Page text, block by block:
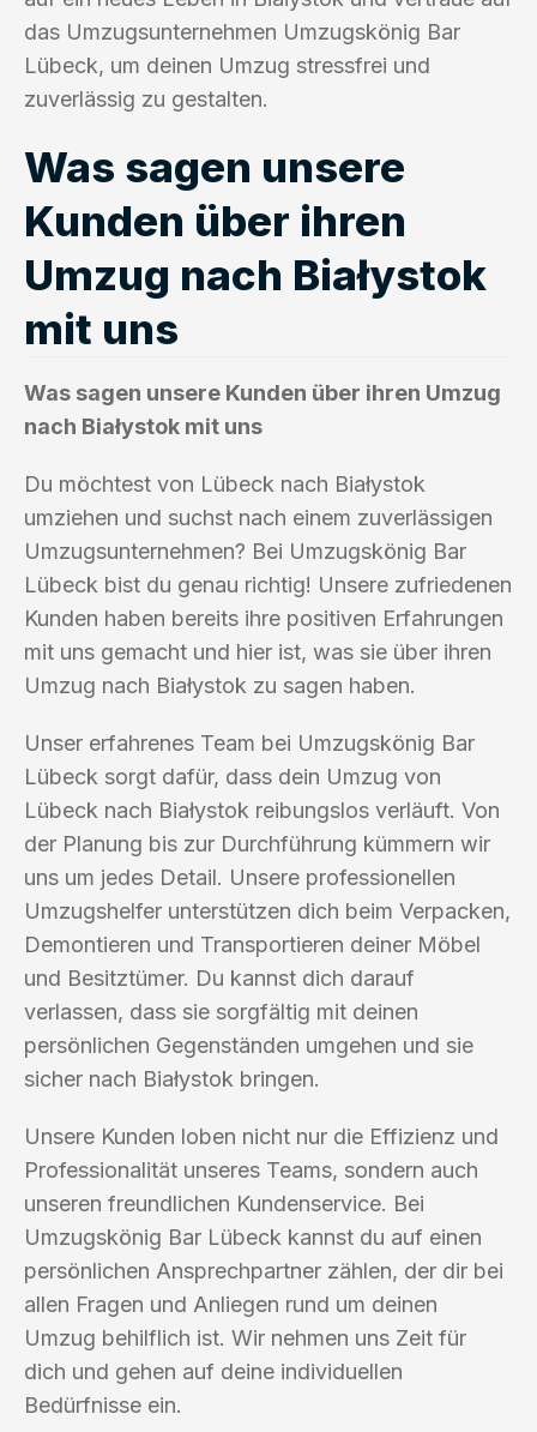
das Umzugsunternehmen Umzugskönig Bar
Lübeck, um deinen Umzug stressfrei und
zuverlässig zu gestalten.
Was sagen unsere
Kunden über ihren
Umzug nach Białystok
mit uns
Was sagen unsere Kunden über ihren Umzug
nach Białystok mit uns
Du möchtest von Lübeck nach Białystok
umziehen und suchst nach einem zuverlässigen
Umzugsunternehmen? Bei Umzugskönig Bar
Lübeck bist du genau richtig! Unsere zufriedenen
Kunden haben bereits ihre positiven Erfahrungen
mit uns gemacht und hier ist, was sie über ihren
Umzug nach Białystok zu sagen haben.
Unser erfahrenes Team bei Umzugskönig Bar
Lübeck sorgt dafür, dass dein Umzug von
Lübeck nach Białystok reibungslos verläuft. Von
der Planung bis zur Durchführung kümmern wir
uns um jedes Detail. Unsere professionellen
Umzugshelfer unterstützen dich beim Verpacken,
Demontieren und Transportieren deiner Möbel
und Besitztümer. Du kannst dich darauf
verlassen, dass sie sorgfältig mit deinen
persönlichen Gegenständen umgehen und sie
sicher nach Białystok bringen.
Unsere Kunden loben nicht nur die Effizienz und
Professionalität unseres Teams, sondern auch
unseren freundlichen Kundenservice. Bei
Umzugskönig Bar Lübeck kannst du auf einen
persönlichen Ansprechpartner zählen, der dir bei
allen Fragen und Anliegen rund um deinen
Umzug behilflich ist. Wir nehmen uns Zeit für
dich und gehen auf deine individuellen
Bedürfnisse ein.